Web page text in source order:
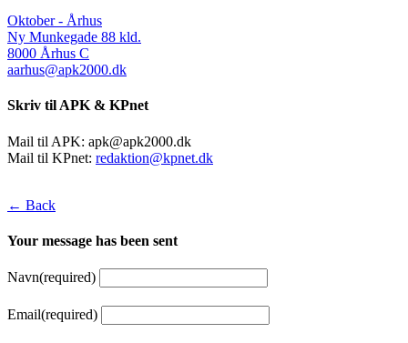
Oktober - Århus
Ny Munkegade 88 kld.
8000 Århus C
aarhus@apk2000.dk
Skriv til APK & KPnet
Mail til APK: apk@apk2000.dk
Mail til KPnet: redaktion@kpnet.dk
← Back
Your message has been sent
Navn(required)
Email(required)